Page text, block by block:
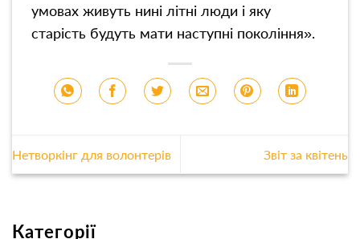
умовах живуть нині літні люди і яку
старість будуть мати наступні покоління».
Нетворкінг для волонтерів Звіт за квітень
Категорії